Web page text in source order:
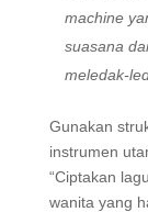
machine
suasana
meledak-
Gunakan
instrumen
“Ciptakan
wanita yang